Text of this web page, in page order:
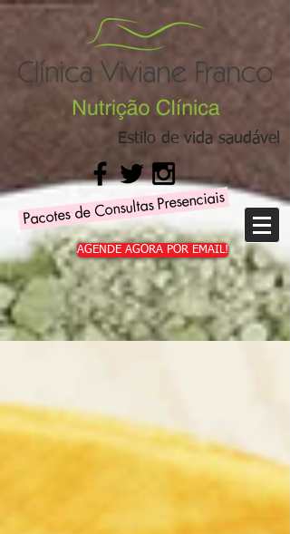
Estilo de vida saudável
Pacotes de Consultas Presenciais
AGENDE AGORA POR EMAIL!